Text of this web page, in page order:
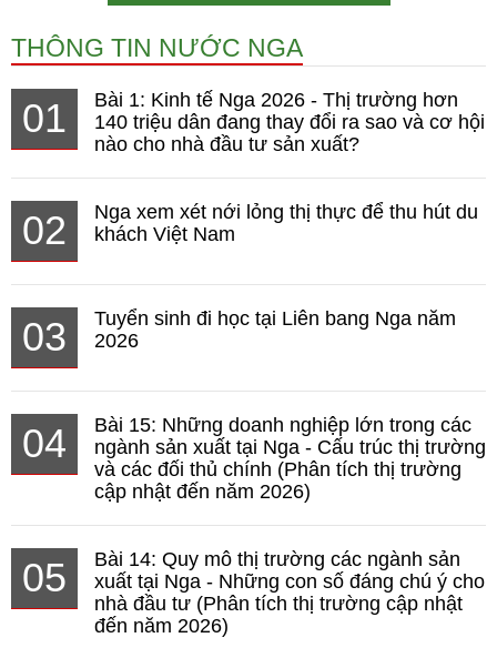
THÔNG TIN NƯỚC NGA
01
Bài 1: Kinh tế Nga 2026 - Thị trường hơn
140 triệu dân đang thay đổi ra sao và cơ hội
nào cho nhà đầu tư sản xuất?
02
Nga xem xét nới lỏng thị thực để thu hút du
khách Việt Nam
03
Tuyển sinh đi học tại Liên bang Nga năm
2026
04
Bài 15: Những doanh nghiệp lớn trong các
ngành sản xuất tại Nga - Cấu trúc thị trường
và các đối thủ chính (Phân tích thị trường
cập nhật đến năm 2026)
05
Bài 14: Quy mô thị trường các ngành sản
xuất tại Nga - Những con số đáng chú ý cho
nhà đầu tư (Phân tích thị trường cập nhật
đến năm 2026)